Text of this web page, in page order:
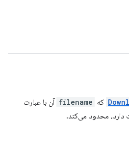
که filename آن با عبارت
دارد، محدود می‌کند.